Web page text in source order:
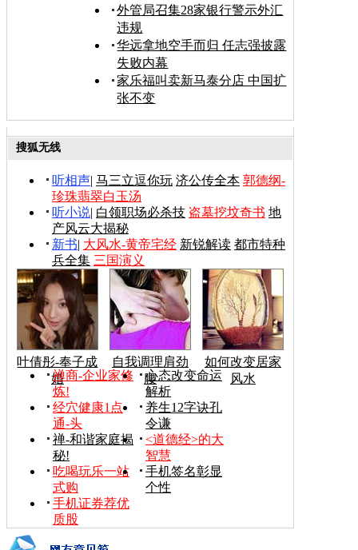
外管局召集28家银行警示外汇
违规
华远拿地空手而归 任志强披露
失败内幕
家乐福叫卖新马泰分店 中国扩
张不变
搜狐无线
听相声| 马三立逗你玩 济公传全本 郭德纲-
珍珠翡翠白玉汤
听小说| 白领职场必杀技 盗墓挖坟奇书 地
产风云大揭秘
新书| 大风水-黄帝宅经 新锐解读 都市特种
兵全集 三国演义
叶倩彤-奉子成
婚
自我调理肩劲
腰
如何改变居家
风水
禅商-企业家修
炼!
心态改变命运
解析
经穴健康1点
通-头
养生12字诀孔
令谦
禅-和谐家庭揭
秘!
<道德经>的大
智慧
吃喝玩乐一站
式购
手机签名彰显
个性
手机证券荐优
质股